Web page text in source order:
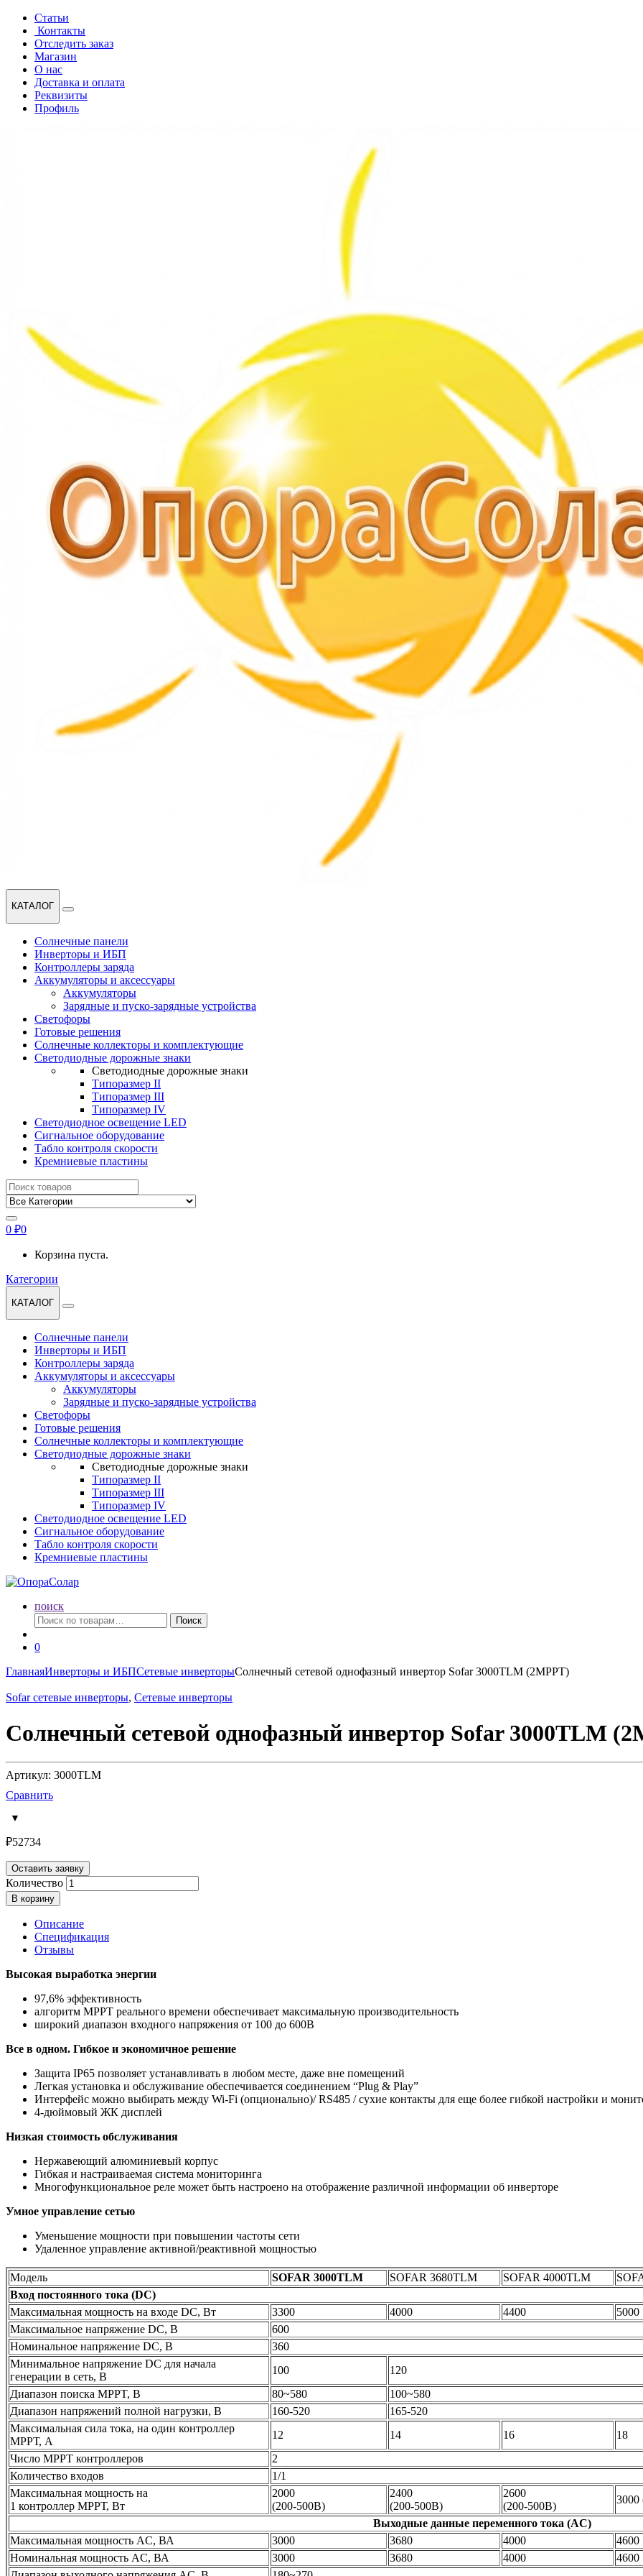
Перейти
навигации
Перейти
содержанию
Статьи
Контакты
Отследить заказ
Магазин
О нас
Доставка и оплата
Реквизиты
Профиль
КАТАЛОГ
Солнечные панели
Инверторы и ИБП
Контроллеры заряда
Аккумуляторы и аксессуары
Аккумуляторы
Зарядные и пуско-зарядные устройства
Светофоры
Готовые решения
Солнечные коллекторы и комплектующие
Светодиодные дорожные знаки
Светодиодные дорожные знаки
Типоразмер II
Типоразмер III
Типоразмер IV
Светодиодное освещение LED
Сигнальное оборудование
Табло контроля скорости
Кремниевые пластины
Найти:
0 ₽0
Корзина пуста.
Категории
КАТАЛОГ
Солнечные панели
Инверторы и ИБП
Контроллеры заряда
Аккумуляторы и аксессуары
Аккумуляторы
Зарядные и пуско-зарядные устройства
Светофоры
Готовые решения
Солнечные коллекторы и комплектующие
Светодиодные дорожные знаки
Светодиодные дорожные знаки
Типоразмер II
Типоразмер III
Типоразмер IV
Светодиодное освещение LED
Сигнальное оборудование
Табло контроля скорости
Кремниевые пластины
поиск
Искать:
Поиск
0
ГлавнаяИнверторы и ИБПСетевые инверторыСолнечный сетевой однофазный инвертор Sofar 3000TLM (2MPPT)
Sofar сетевые инверторы, Сетевые инверторы
Солнечный сетевой однофазный инвертор Sofar 3000TLM
Артикул: 3000TLM
Сравнить
₽52734
Оставить заявку
Количество
В корзину
Описание
Спецификация
Отзывы
Высокая выработка энергии
97,6% эффективность
алгоритм MPPT реального времени обеспечивает максимальную производительность
широкий диапазон входного напряжения от 100 до 600В
Все в одном. Гибкое и экономичное решение
Защита IP65 позволяет устанавливать в любом месте, даже вне помещений
Легкая установка и обслуживание обеспечивается соединением “Plug & Play”
Интерфейс можно выбирать между Wi-Fi (опционально)/ RS485 / сухие контакты для еще более гибкой настройки и
4-дюймовый ЖК дисплей
Низкая стоимость обслуживания
Нержавеющий алюминиевый корпус
Гибкая и настраиваемая система мониторинга
Многофункциональное реле может быть настроено на отображение различной информации об инверторе
Умное управление сетью
Уменьшение мощности при повышении частоты сети
Удаленное управление активной/реактивной мощностью
Модель SOFAR 3000TLM SOFAR 3680TLM SOFAR 4000TLM
Вход постоянного тока (DC)
Максимальная мощность на входе DC, Вт
3300 4000 4400 5000
Максимальное напряжение DC, В
600
Номинальное напряжение DC, В
360
Минимальное напряжение DC для начала
генерации в сеть, В
100
120
Диапазон поиска MPPT, В
80~580
100~580
Диапазон напряжений полной нагрузки, В
160-520 165-520
Максимальная сила тока, на один контроллер
МРРТ, А
12 14 16
18
Число MPPТ контроллеров
2
Количество входов
1/1
Максимальная мощность на
1 контроллер МРРТ, Вт
2000
(200-500В)
2400
(200-500В)
2600
(200-500В)
3000
Выходные данные переменного тока (AC)
Максимальная мощность AC, ВА
3000 3680 4000 4600
Номинальная мощность AC, ВА
3000 3680 4000 4600